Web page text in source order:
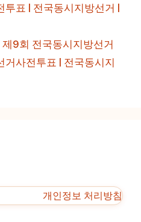
표 | 전국동시지방선거 |
9회 전국동시지방선거
사전투표 | 전국동시지
개인정보 처리방침